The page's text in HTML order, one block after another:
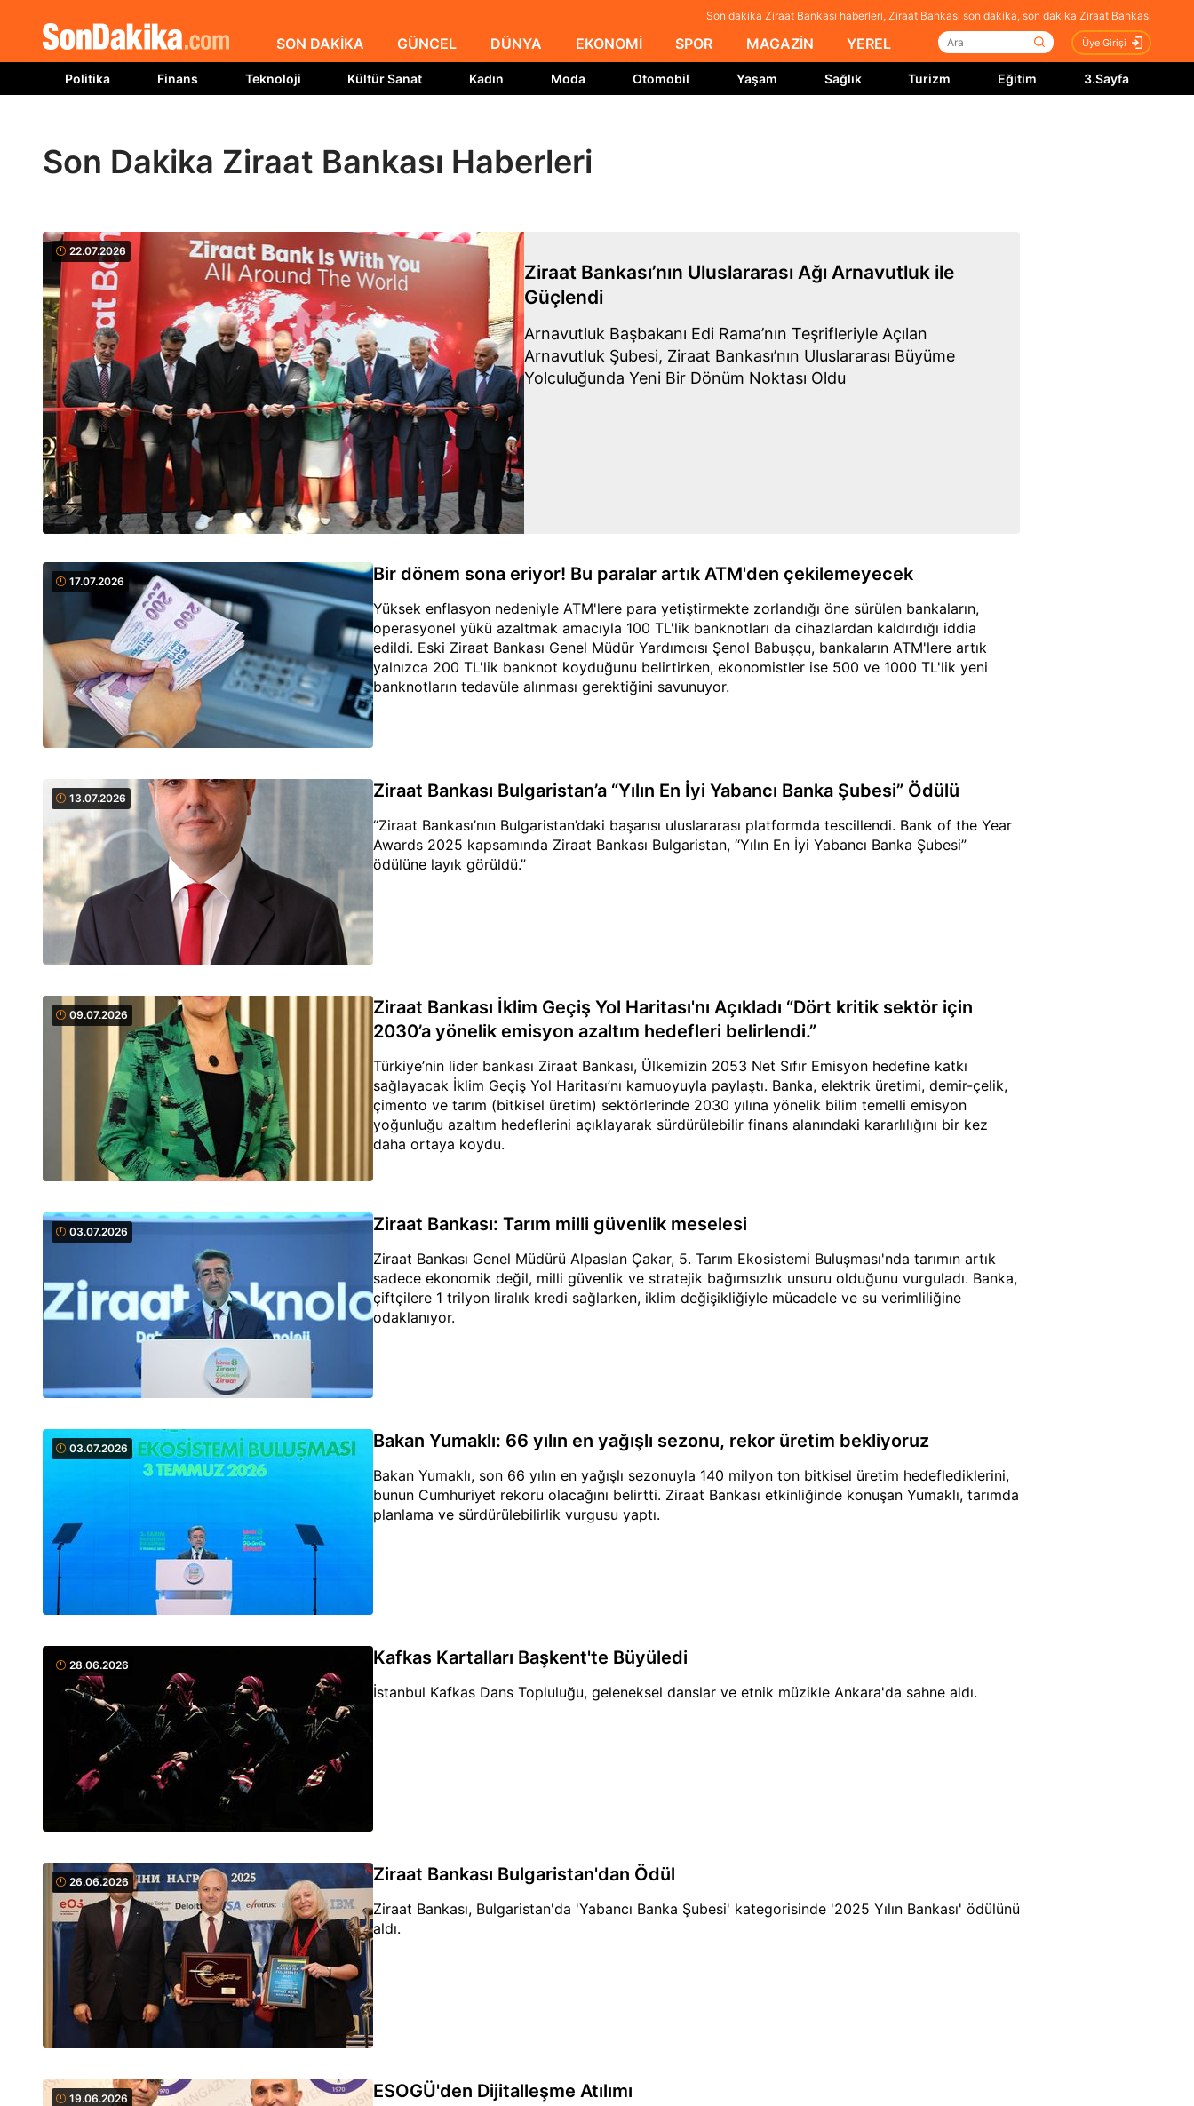
Son dakika Ziraat Bankası haberleri, Ziraat Bankası son dakika, son dakika Ziraat Bankası
SON DAKİKA GÜNCEL DÜNYA EKONOMİ SPOR MAGAZİN YEREL Üye Girişi
Politika Finans Teknoloji Kültür Sanat Kadın Moda Otomobil Yaşam Sağlık Turizm Eğitim 3.Sayfa
Son Dakika Ziraat Bankası Haberleri
22.07.2026
Ziraat Bankası’nın Uluslararası Ağı Arnavutluk ile
Güçlendi
Arnavutluk Başbakanı Edi Rama’nın Teşrifleriyle Açılan
Arnavutluk Şubesi, Ziraat Bankası’nın Uluslararası Büyüme
Yolculuğunda Yeni Bir Dönüm Noktası Oldu
17.07.2026 Bir dönem sona eriyor! Bu paralar artık ATM'den çekilemeyecek
Yüksek enflasyon nedeniyle ATM'lere para yetiştirmekte zorlandığı öne sürülen bankaların,
operasyonel yükü azaltmak amacıyla 100 TL'lik banknotları da cihazlardan kaldırdığı iddia
edildi. Eski Ziraat Bankası Genel Müdür Yardımcısı Şenol Babuşçu, bankaların ATM'lere artık
yalnızca 200 TL'lik banknot koyduğunu belirtirken, ekonomistler ise 500 ve 1000 TL'lik yeni
banknotların tedavüle alınması gerektiğini savunuyor.
13.07.2026 Ziraat Bankası Bulgaristan’a “Yılın En İyi Yabancı Banka Şubesi” Ödülü
“Ziraat Bankası’nın Bulgaristan’daki başarısı uluslararası platformda tescillendi. Bank of the Year
Awards 2025 kapsamında Ziraat Bankası Bulgaristan, “Yılın En İyi Yabancı Banka Şubesi”
ödülüne layık görüldü.”
09.07.2026
Ziraat Bankası İklim Geçiş Yol Haritası'nı Açıkladı “Dört kritik sektör için
2030’a yönelik emisyon azaltım hedefleri belirlendi.”
Türkiye’nin lider bankası Ziraat Bankası, Ülkemizin 2053 Net Sıfır Emisyon hedefine katkı
sağlayacak İklim Geçiş Yol Haritası’nı kamuoyuyla paylaştı. Banka, elektrik üretimi, demir-çelik,
çimento ve tarım (bitkisel üretim) sektörlerinde 2030 yılına yönelik bilim temelli emisyon
yoğunluğu azaltım hedeflerini açıklayarak sürdürülebilir finans alanındaki kararlılığını bir kez
daha ortaya koydu.
03.07.2026 Ziraat Bankası: Tarım milli güvenlik meselesi
Ziraat Bankası Genel Müdürü Alpaslan Çakar, 5. Tarım Ekosistemi Buluşması'nda tarımın artık
sadece ekonomik değil, milli güvenlik ve stratejik bağımsızlık unsuru olduğunu vurguladı. Banka,
çiftçilere 1 trilyon liralık kredi sağlarken, iklim değişikliğiyle mücadele ve su verimliliğine
odaklanıyor.
03.07.2026 Bakan Yumaklı: 66 yılın en yağışlı sezonu, rekor üretim bekliyoruz
Bakan Yumaklı, son 66 yılın en yağışlı sezonuyla 140 milyon ton bitkisel üretim hedeflediklerini,
bunun Cumhuriyet rekoru olacağını belirtti. Ziraat Bankası etkinliğinde konuşan Yumaklı, tarımda
planlama ve sürdürülebilirlik vurgusu yaptı.
28.06.2026 Kafkas Kartalları Başkent'te Büyüledi
İstanbul Kafkas Dans Topluluğu, geleneksel danslar ve etnik müzikle Ankara'da sahne aldı.
26.06.2026 Ziraat Bankası Bulgaristan'dan Ödül
Ziraat Bankası, Bulgaristan'da 'Yabancı Banka Şubesi' kategorisinde '2025 Yılın Bankası' ödülünü
aldı.
19.06.2026 ESOGÜ'den Dijitalleşme Atılımı